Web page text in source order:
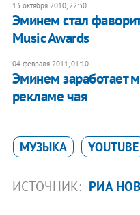
13 октября 2010, 22:30
Эминем стал
Music Awards
04 февраля 2011, 01:10
Эминем заработает
рекламе чая
МУЗЫКА YOUTUBE
ИСТОЧНИК: РИА